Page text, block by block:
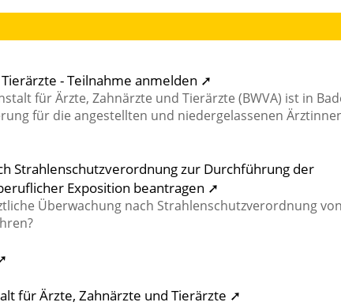
- Teilnahme anmelden ➚
für Ärzte, Zahnärzte und Tierärzte (BWVA) ist in
für die angestellten und niedergelassenen
Strahlenschutzverordnung zur Durchführung der
Exposition beantragen ➚
Überwachung nach Strahlenschutzverordnung
für Ärzte, Zahnärzte und Tierärzte ➚